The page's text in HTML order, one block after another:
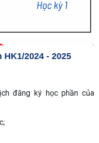
2024 - 2025
đăng ký học phần của